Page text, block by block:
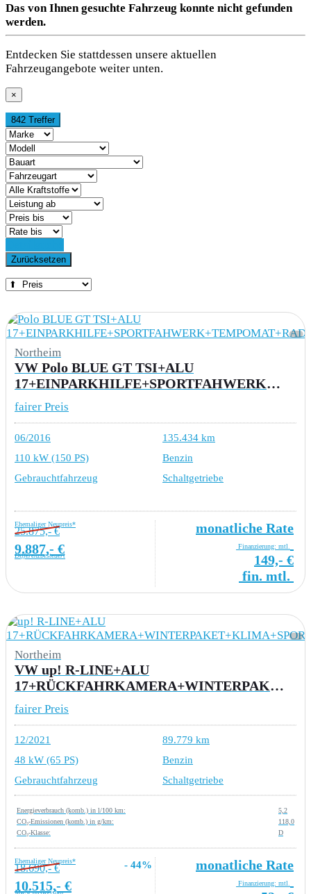
Das von Ihnen gesuchte Fahrzeug konnte nicht gefunden
werden.
Entdecken Sie stattdessen unsere aktuellen
Fahrzeugangebote weiter unten.
×
842 Treffer
Zurücksetzen
Northeim
VW Polo BLUE GT TSI+ALU
17+EINPARKHILFE+SPORTFAHWERK+TEMPOMAT+RADIO+SPORTSITZE
fairer Preis
06/2016
135.434 km
110 kW (150 PS)
Benzin
Gebrauchtfahrzeug
Schaltgetriebe
Ehemaliger Neupreis*
25.875,- €
9.887,- €
Differenzbesteuert
monatliche Rate
Finanzierung: mtl.
149,- €
fin. mtl.
Northeim
VW up! R-LINE+ALU
17+RÜCKFAHRKAMERA+WINTERPAKET+KLIMA+SPORTFAHRWERK+EINPARKHILF
fairer Preis
12/2021
89.779 km
48 kW (65 PS)
Benzin
Gebrauchtfahrzeug
Schaltgetriebe
Energieverbrauch (komb.) in l/100 km:
5,2
CO₂-Emissionen (komb.) in g/km:
118,0
CO₂-Klasse:
D
Ehemaliger Neupreis*
18.690,- € - 44%
10.515,- €
MwSt ausweisbar
monatliche Rate
Finanzierung: mtl.